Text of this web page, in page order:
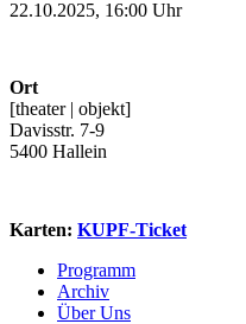
22.10.2025, 16:00 Uhr
Ort
[theater | objekt]
Davisstr. 7-9
5400 Hallein
Karten: KUPF-Ticket
Programm
Archiv
Über Uns